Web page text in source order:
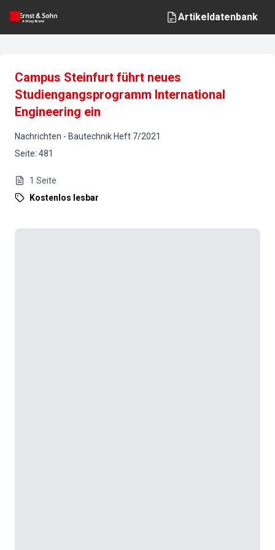
Artikeldatenbank
Campus Steinfurt führt neues
Studiengangsprogramm International
Engineering ein
Nachrichten - Bautechnik Heft 7/2021
Seite: 481
1 Seite
Kostenlos lesbar